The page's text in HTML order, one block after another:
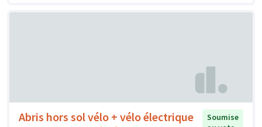
Abris hors sol vélo + vélo électrique
Soumise